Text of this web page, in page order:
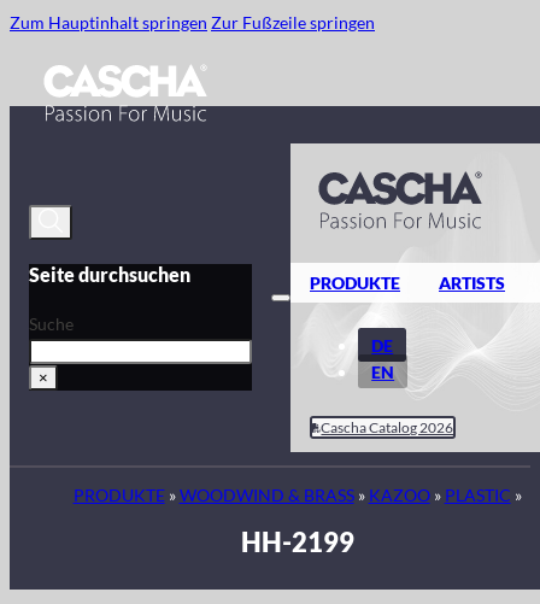
Zum Hauptinhalt springen Zur Fußzeile springen
Seite durchsuchen
Suche
×
PRODUKTE ARTISTS
DE
EN
Cascha Catalog 2026
PRODUKTE»WOODWIND & BRASS» KAZOO» PLASTIC »
HH-2199